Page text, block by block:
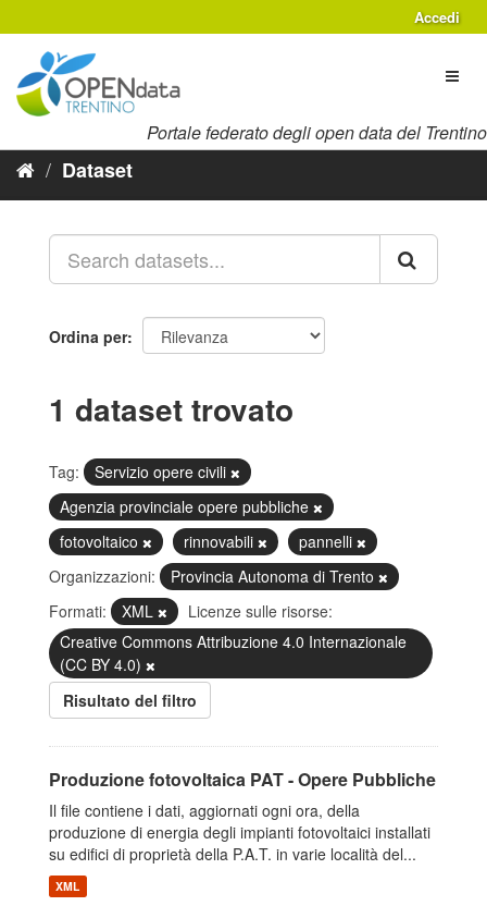
al
contenuto
Accedi
Portale federato degli open data del Trentino
Dataset
Ordina per
1 dataset trovato
Tag:
Servizio opere civili
Agenzia provinciale opere pubbliche
fotovoltaico
rinnovabili
pannelli
Organizzazioni:
Provincia Autonoma di Trento
Formati:
XML
Licenze sulle risorse:
Creative Commons Attribuzione 4.0 Internazionale
(CC BY 4.0)
Risultato del filtro
Produzione fotovoltaica PAT - Opere Pubbliche
Il file contiene i dati, aggiornati ogni ora, della
produzione di energia degli impianti fotovoltaici installati
su edifici di proprietà della P.A.T. in varie località del...
XML